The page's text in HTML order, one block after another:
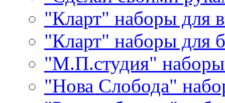
"Кларт" наборы для
"Кларт" наборы для
"М.П.студия"
"Нова Слобода"